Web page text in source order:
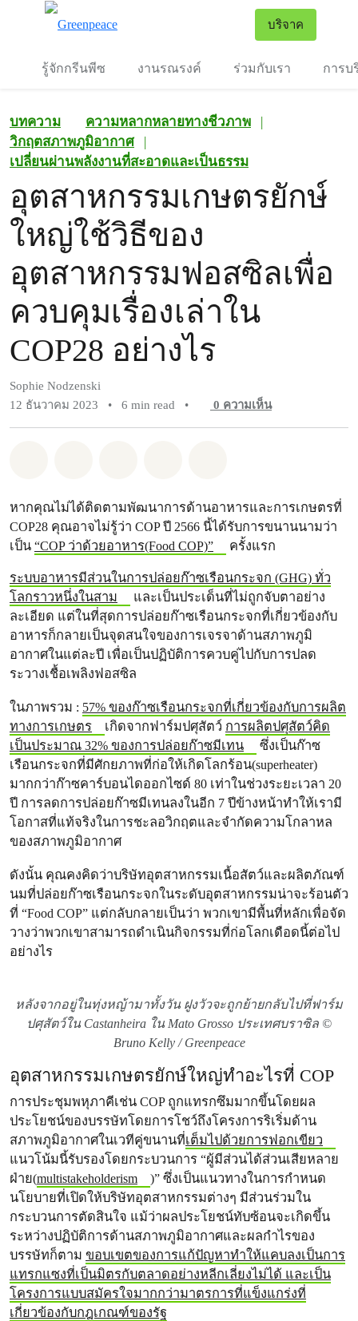
บริจาค
รู้จักกรีนพีซ งานรณรงค์ ร่วมกับเรา การบ
บทความ ความหลากหลายทางชีวภาพ
|
วิกฤตสภาพภูมิอากาศ
|
เปลี่ยนผ่านพลังงานที่สะอาดและเป็นธรรม
อุตสาหกรรมเกษตรยักษ์
ใหญ่ใช้วิธีของ
อุตสาหกรรมฟอสซิลเพื่อ
ควบคุมเรื่องเล่าใน
COP28 อย่างไร
Sophie Nodzenski
12 ธันวาคม 2023
• 6 min read • 0 ความเห็น
หากคุณไม่ได้ติดตามพัฒนาการด้านอาหารและการเกษตรที่
COP28 คุณอาจไม่รู้ว่า COP ปี 2566 นี้ได้รับการขนานนามว่า
เป็น “COP ว่าด้วยอาหาร(Food COP)” ครั้งแรก
ระบบอาหารมีส่วนในการปล่อยก๊าซเรือนกระจก (GHG) ทั่ว
โลกราวหนึ่งในสาม
และเป็นประเด็นที่ไม่ถูกจับตาอย่าง
ละเอียด แต่ในที่สุดการปล่อยก๊าซเรือนกระจกที่เกี่ยวข้องกับ
อาหารก็กลายเป็นจุดสนใจของการเจรจาด้านสภาพภูมิ
อากาศในแต่ละปี เพื่อเป็นปฏิบัติการควบคู่ไปกับการปลด
ระวางเชื้อเพลิงฟอสซิล
ในภาพรวม : 57% ของก๊าซเรือนกระจกที่เกี่ยวข้องกับการผลิต
ทางการเกษตร
เกิดจากฟาร์มปศุสัตว์ การผลิตปศุสัตว์คิด
เป็นประมาณ 32% ของการปล่อยก๊าซมีเทน
ซึ่งเป็นก๊าซ
เรือนกระจกที่มีศักยภาพที่ก่อให้เกิดโลกร้อน(superheater)
มากกว่าก๊าซคาร์บอนไดออกไซด์ 80 เท่าในช่วงระยะเวลา 20
ปี การลดการปล่อยก๊าซมีเทนลงในอีก 7 ปีข้างหน้าทําให้เรามี
โอกาสที่แท้จริงในการชะลอวิกฤตและจํากัดความโกลาหล
ของสภาพภูมิอากาศ
ดังนั้น คุณคงคิดว่าบริษัทอุตสาหกรรมเนื้อสัตว์และผลิตภัณฑ์
นมที่ปล่อยก๊าซเรือนกระจกในระดับอุตสาหกรรมน่าจะร้อนตัว
ที่ “Food COP” แต่กลับกลายเป็นว่า พวกเขามีพื้นที่หลักเพื่อจัด
วางว่าพวกเขาสามารถดําเนินกิจกรรมที่ก่อโลกเดือดนี้ต่อไป
อย่างไร
หลังจากอยู่ในทุ่งหญ้ามาทั้งวัน ฝูงวัวจะถูกย้ายกลับไปที่ฟาร์ม
ปศุสัตว์ใน Castanheira ใน Mato Grosso ประเทศบราซิล ©
Bruno Kelly / Greenpeace
อุตสาหกรรมเกษตรยักษ์ใหญ่ทําอะไรที่ COP
การประชุมพหุภาคีเช่น COP ถูกแทรกซึมมากขึ้นโดยผล
ประโยชน์ของบรรษัทโดยการโชว์ถึงโครงการริเริ่มด้าน
สภาพภูมิอากาศในเวทีคู่ขนานที่เต็มไปด้วยการฟอกเขียว
แนวโน้มนี้รับรองโดยกระบวนการ “ผู้มีส่วนได้ส่วนเสียหลาย
ฝ่าย(multistakeholderism
)” ซึ่งเป็นแนวทางในการกําหนด
นโยบายที่เปิดให้บริษัทอุตสาหกรรมต่างๆ มีส่วนร่วมใน
กระบวนการตัดสินใจ แม้ว่าผลประโยชน์ทับซ้อนจะเกิดขึ้น
ระหว่างปฏิบัติการด้านสภาพภูมิอากาศและผลกําไรของ
บรรษัทก็ตาม ขอบเขตของการแก้ปัญหาทำให้แคบลงเป็นการ
แทรกแซงที่เป็นมิตรกับตลาดอย่างหลีกเลี่ยงไม่ได้ และเป็น
โครงการแบบสมัครใจมากกว่ามาตรการที่แข็งแกร่งที่
เกี่ยวข้องกับกฎเกณฑ์ของรัฐ